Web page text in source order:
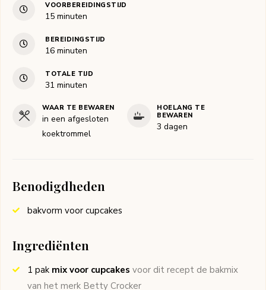
VOORBEREIDINGSTIJD
15minuten
minuten
BEREIDINGSTIJD
16minuten
minuten
TOTALE TIJD
31 minuten
minuten
WAAR TE BEWAREN
in een afgesloten
koektrommel
HOELANG TE
BEWAREN
3 dagen
Benodigdheden
bakvorm voor cupcakes
Ingrediënten
1 pak mix voor cupcakes voor dit recept de bakmix
van het merk Betty Crocker